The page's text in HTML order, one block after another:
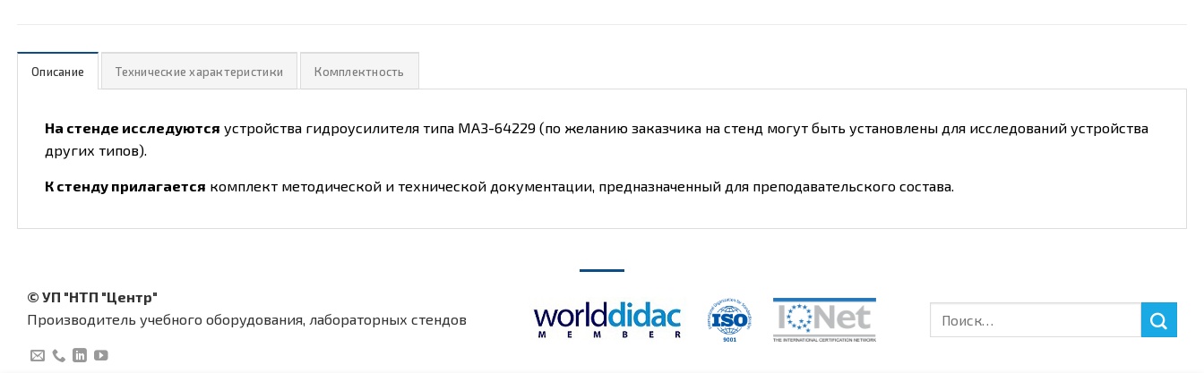
Описание Технические характеристики Комплектность
На стенде исследуются устройства гидроусилителя типа МАЗ-64229 (по желанию заказчика на стенд могут быть установлены для исследований устройства
других типов).
К стенду прилагается комплект методической и технической документации, предназначенный для преподавательского состава.
© УП "НТП "Центр"
Производитель учебного оборудования, лабораторных стендов